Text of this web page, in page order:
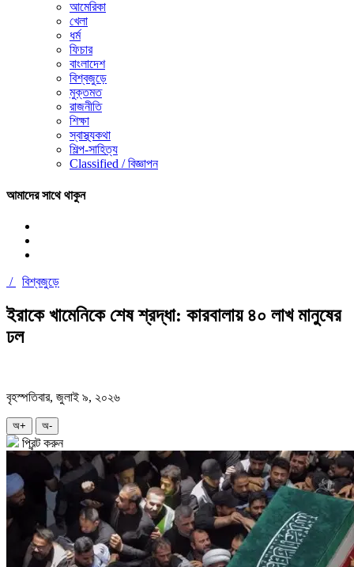
আমেরিকা
খেলা
ধর্ম
ফিচার
বাংলাদেশ
বিশ্বজুড়ে
মুক্তমত
রাজনীতি
শিক্ষা
স্বাস্থ্যকথা
শিল্প-সাহিত্য
Classified / বিজ্ঞাপন
আমাদের সাথে থাকুন
/ বিশ্বজুড়ে
ইরাকে খামেনিকে শেষ শ্রদ্ধা: কারবালায় ৪০ লাখ মানুষের
ঢল
বৃহস্পতিবার, জুলাই ৯, ২০২৬
অ+ অ-
প্রিন্ট করুন